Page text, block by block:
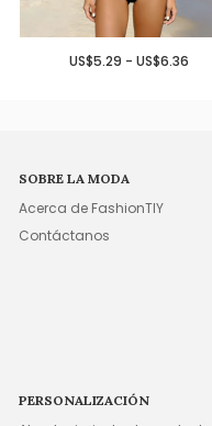
US$5.29 - US$6.36
SOBRE LA MODA
Acerca de FashionTIY
Contáctanos
PERSONALIZACIÓN